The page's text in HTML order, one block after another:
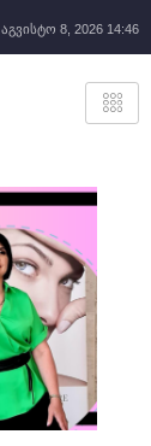
აგვისტო 8, 2026 14:46